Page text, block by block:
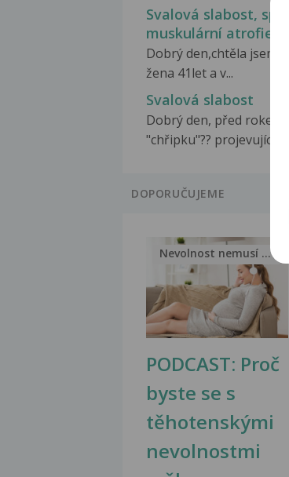
Svalová slabost,
muskulární atrofie
Dobrý den,chtěla jsem
žena 41let a v...
Svalová slabost
Dobrý den, před rokem
"chřipku"?? projevující...
DOPORUČUJEME
PODCAST: Proč
byste se s
těhotenskými
nevolnostmi
Nevolnost nemusí být nutnou...